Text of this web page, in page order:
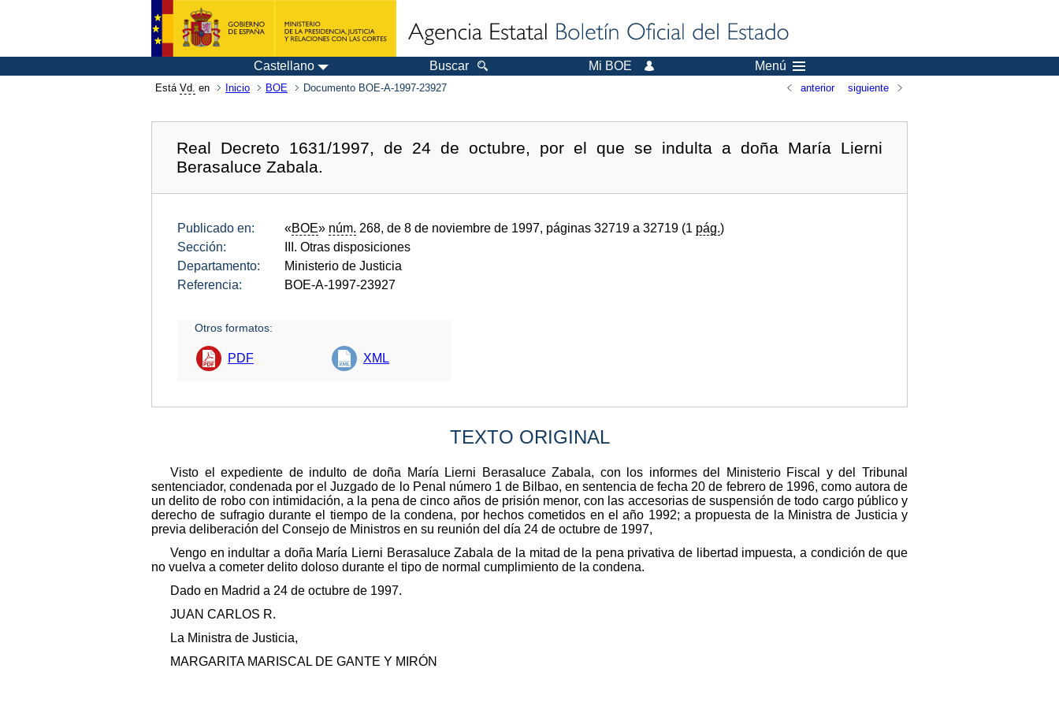
Castellano Buscar Mi BOE Menú
Está Vd. en Inicio BOE Documento BOE-A-1997-23927 anterior siguiente
Real Decreto 1631/1997, de 24 de octubre, por el que se indulta a doña María Lierni
Berasaluce Zabala.
Publicado en: «BOE» núm. 268, de 8 de noviembre de 1997, páginas 32719 a 32719 (1 pág.)
Sección:
III. Otras disposiciones
Departamento:
Ministerio de Justicia
Referencia:
BOE-A-1997-23927
Otros formatos:
PDF XML
TEXTO ORIGINAL
Visto el expediente de indulto de doña María Lierni Berasaluce Zabala, con los informes del Ministerio Fiscal y del Tribunal
sentenciador, condenada por el Juzgado de lo Penal número 1 de Bilbao, en sentencia de fecha 20 de febrero de 1996, como autora de
un delito de robo con intimidación, a la pena de cinco años de prisión menor, con las accesorias de suspensión de todo cargo público y
derecho de sufragio durante el tiempo de la condena, por hechos cometidos en el año 1992; a propuesta de la Ministra de Justicia y
previa deliberación del Consejo de Ministros en su reunión del día 24 de octubre de 1997,
Vengo en indultar a doña María Lierni Berasaluce Zabala de la mitad de la pena privativa de libertad impuesta, a condición de que
no vuelva a cometer delito doloso durante el tipo de normal cumplimiento de la condena.
Dado en Madrid a 24 de octubre de 1997.
JUAN CARLOS R.
La Ministra de Justicia,
MARGARITA MARISCAL DE GANTE Y MIRÓN